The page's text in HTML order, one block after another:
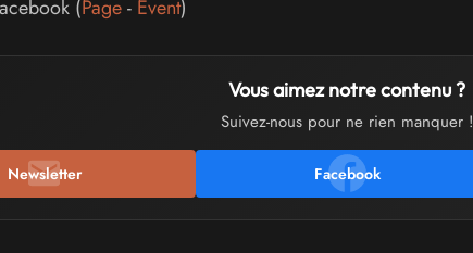
(Page- Event)
Vous aimez notre contenu ?
Suivez-nous pour ne rien manquer !
Newsletter Facebook